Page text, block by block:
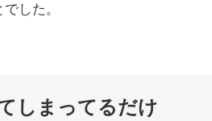
した。
しまってるだけ